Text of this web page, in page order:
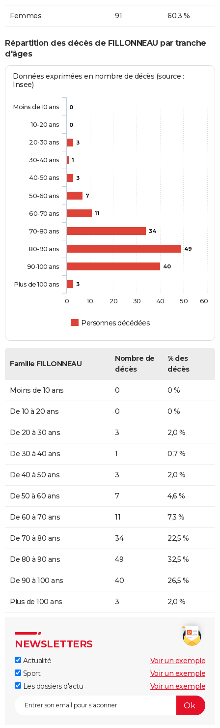
Femmes 91 60,3 %
Répartition des décès de FILLONNEAU par tranche
d'âges
Données exprimées en nombre de décès (source :
Insee)
0
0
3
1
3
7
11
34
49
40
3
Personnes décédées
Moins de 10 ans
10-20 ans
20-30 ans
30-40 ans
40-50 ans
50-60 ans
60-70 ans
70-80 ans
80-90 ans
90-100 ans
Plus de 100 ans
0 10 20 30 40 50 60
Famille FILLONNEAU
Nombre de
décès
% des
décès
Moins de 10 ans 0 0 %
De 10 à 20 ans 0 0 %
De 20 à 30 ans 3 2,0 %
De 30 à 40 ans 1 0,7 %
De 40 à 50 ans 3 2,0 %
De 50 à 60 ans 7 4,6 %
De 60 à 70 ans 11 7,3 %
De 70 à 80 ans 34 22,5 %
De 80 à 90 ans 49 32,5 %
De 90 à 100 ans 40 26,5 %
Plus de 100 ans 3 2,0 %
NEWSLETTERS
Actualité
Voir un exemple
Sport
Voir un exemple
Les dossiers d'actu
Voir un exemple